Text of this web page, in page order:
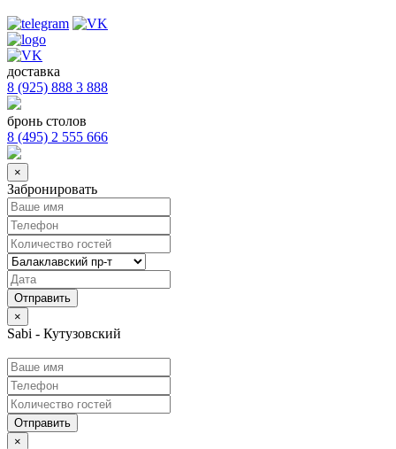
доставка
8 (925) 888 3 888
бронь столов
8 (495) 2 555 666
×
Забронировать
×
Sabi - Кутузовский
Отправить
×